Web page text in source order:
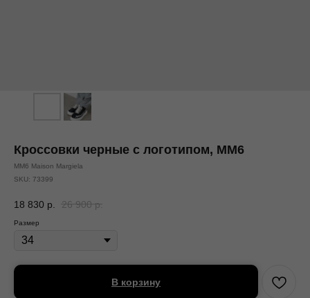
Кроссовки черные с логотипом, MM6
MM6 Maison Margiela
SKU: 73399
18 830 р. 26 900 р.
Размер
В корзину